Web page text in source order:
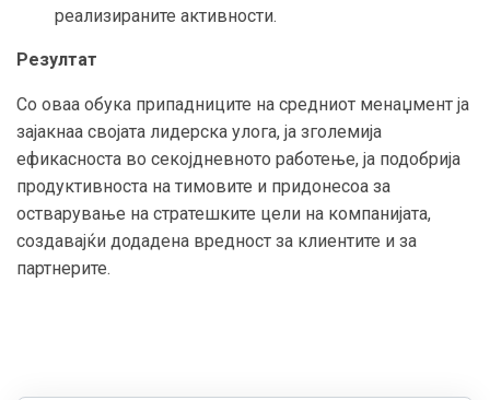
реализираните активности.
Резултат
Со оваа обука припадниците на средниот менаџмент ја
зајакнаа својата лидерска улога, ја зголемија
ефикасноста во секојдневното работење, ја подобрија
продуктивноста на тимовите и придонесоа за
остварување на стратешките цели на компанијата,
создавајќи додадена вредност за клиентите и за
партнерите.